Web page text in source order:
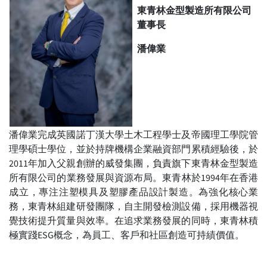
東青林金型製造所有限公司
董事長
潘偉業
潘偉業完成英國諾丁漢大學土木工程學士及帝國理工學院管
理學碩士學位，並於持牌機構企業融資部門累積經驗後，於
2011年加入父親創辦的威發集團，負責旗下東青林金型製造
所有限公司的業務發展與資源布局。東青林於1994年在香港
成立，專注注塑模具及塑膠產品設計製造。為強化核心業
務，東青林組建研發團隊，自主開發檢測設備，採用機器視
覺技術提升質量與效率。在追求業務發展的同時，東青林積
極實踐ESG概念，為員工、客戶和社區創造可持績價值。